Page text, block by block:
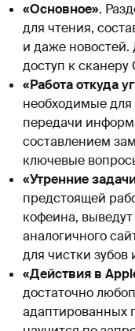
«Основное».
для чтения,
и даже новостей.
доступ к
«Работа откуда
необходимые для
передачи
составлением
ключевые
«Утренние
предстоящей
кофеина,
аналогичного
для чистки
«Действия в
достаточно
адаптированных